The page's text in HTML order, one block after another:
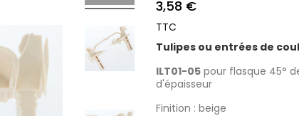
3,58 €
TTC
Tulipes ou entrées de
ILT01-05pour flasque 45°
d'épaisseur
Finition : beige